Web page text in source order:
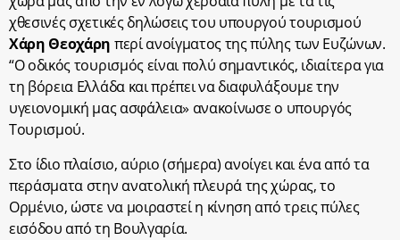
χθεσινές σχετικές δηλώσεις του υπουργού τουρισμού
Χάρη Θεοχάρη περί ανοίγματος της πύλης των Ευζώνων.
“Ο οδικός τουρισμός είναι πολύ σημαντικός, ιδιαίτερα για
τη βόρεια Ελλάδα και πρέπει να διαφυλάξουμε την
υγειονομική μας ασφάλεια» ανακοίνωσε ο υπουργός
Τουρισμού.
Στο ίδιο πλαίσιο, αύριο (σήμερα) ανοίγει και ένα από τα
περάσματα στην ανατολική πλευρά της χώρας, το
Ορμένιο, ώστε να μοιραστεί η κίνηση από τρεις πύλες
εισόδου από τη Βουλγαρία.